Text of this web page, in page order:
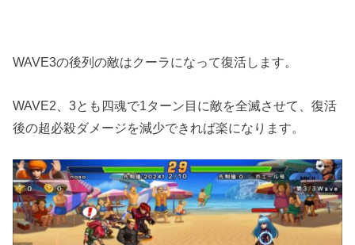
WAVE3の後列の敵はクーラになって復活します。
WAVE2、3とも四魂で1ターン目に敵を全滅させて、復活
後の超必殺ダメージを減少できれば楽になります。